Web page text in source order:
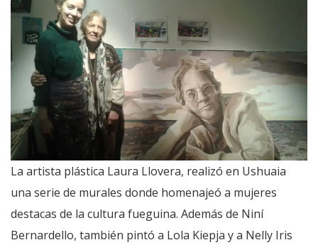
La artista plástica Laura Llovera, realizó en Ushuaia
una serie de murales donde homenajeó a mujeres
destacas de la cultura fueguina. Además de Niní
Bernardello, también pintó a Lola Kiepja y a Nelly Iris